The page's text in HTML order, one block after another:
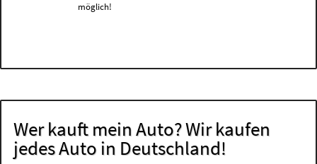
möglich!
Wer kauft mein Auto? Wir kaufen
jedes Auto in Deutschland!